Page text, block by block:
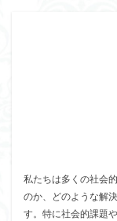
私たちは多くの社会
のか、どのような解
す。特に社会的課題